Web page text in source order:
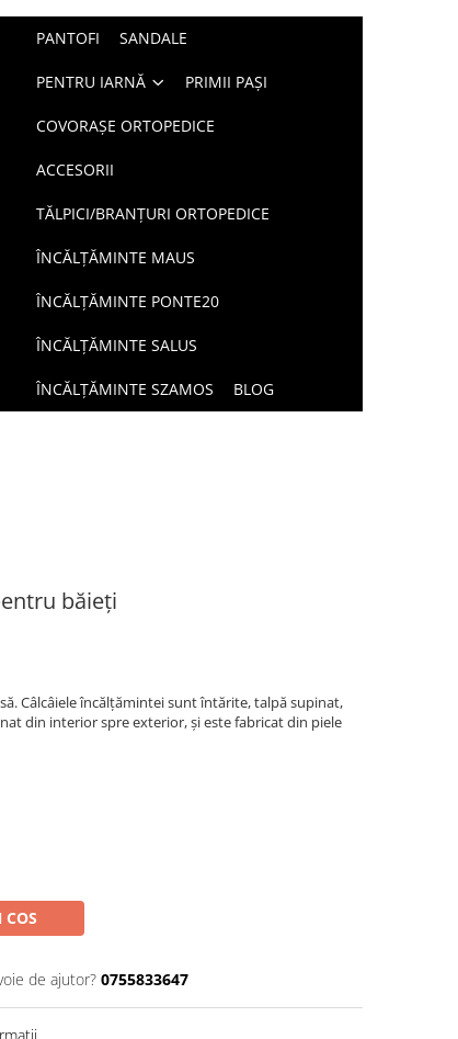
PANTOFI SANDALE
PENTRU IARNĂ PRIMII PAȘI
COVORAȘE ORTOPEDICE
ACCESORII
TĂLPICI/BRANȚURI ORTOPEDICE
ÎNCĂLȚĂMINTE MAUS
ÎNCĂLȚĂMINTE PONTE20
ÎNCĂLȚĂMINTE SALUS
ÎNCĂLȚĂMINTE SZAMOS BLOG
băieți
Câlcâiele încălțămintei sunt întărite, talpă supinat,
din interior spre exterior, și este fabricat din piele
de ajutor? 0755833647